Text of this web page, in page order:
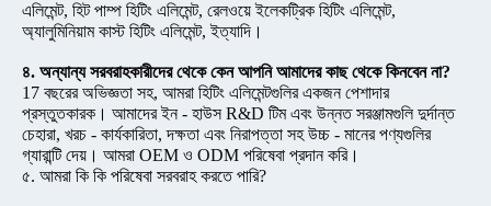
এলিমেন্ট, হিট পাম্প হিটিং এলিমেন্ট, রেলওয়ে ইলেকট্রিক হিটিং এলিমেন্ট,
অ্যালুমিনিয়াম কাস্ট হিটিং এলিমেন্ট, ইত্যাদি।
৪. অন্যান্য সরবরাহকারীদের থেকে কেন আপনি আমাদের কাছ থেকে কিনবেন না?
17 বছরের অভিজ্ঞতা সহ, আমরা হিটিং এলিমেন্টগুলির একজন পেশাদার
প্রস্তুতকারক। আমাদের ইন - হাউস R&D টিম এবং উন্নত সরঞ্জামগুলি দুর্দান্ত
চেহারা, খরচ - কার্যকারিতা, দক্ষতা এবং নিরাপত্তা সহ উচ্চ - মানের পণ্যগুলির
গ্যারান্টি দেয়। আমরা OEM ও ODM পরিষেবা প্রদান করি।
৫. আমরা কি কি পরিষেবা সরবরাহ করতে পারি?